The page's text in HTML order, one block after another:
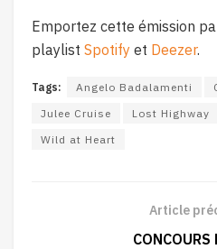
Emportez cette émission
playlist Spotify et Deezer.
Tags: Angelo Badalamenti
Julee Cruise
Lost Highway
Wild at Heart
Article
CONCOURS